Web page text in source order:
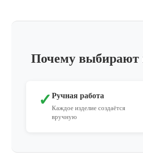
Почему
✓ Ручная работа
Каждое изделие создаётся
вручную